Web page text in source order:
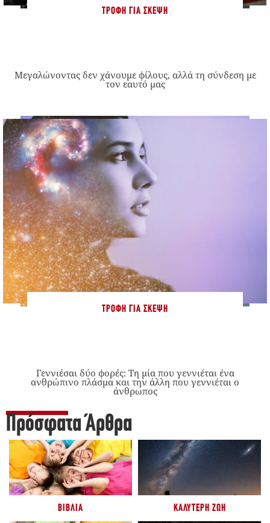
ΤΡΟΦΉ ΓΙΑ ΣΚΈΨΗ
Μεγαλώνοντας δεν χάνουμε φίλους, αλλά τη σύνδεση με
τον εαυτό μας
ΤΡΟΦΉ ΓΙΑ ΣΚΈΨΗ
Γεννιέσαι δύο φορές: Tη μία που γεννιέται ένα
ανθρώπινο πλάσμα και την άλλη που γεννιέται ο
άνθρωπος
Πρόσφατα Άρθρα
ΒΙΒΛΊΑ ΚΑΛΎΤΕΡΗ ΖΩΉ